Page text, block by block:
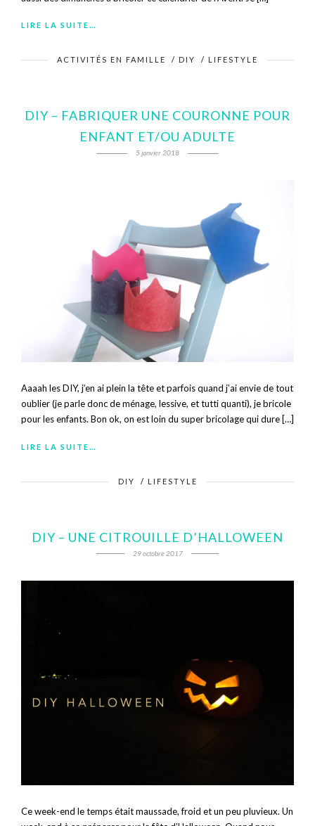
LIRE LA SUITE…
ACTIVITÉS EN FAMILLE / DIY / LIFESTYLE
DIY – FABRIQUER UNE COURONNE POUR
ENFANT ET/OU ADULTE
5 janvier 2018
Aaaah les DIY, j’en ai plein la tête et parfois quand j’ai envie de tout
oublier (je parle donc de ménage, lessive, et tutti quanti), je bricole
pour les enfants. Bon ok, on est loin du super bricolage qui dure […]
LIRE LA SUITE…
DIY / LIFESTYLE
DIY – UNE CITROUILLE D’HALLOWEEN
29 octobre 2017
Ce week-end le temps était maussade, froid et un peu pluvieux. Un